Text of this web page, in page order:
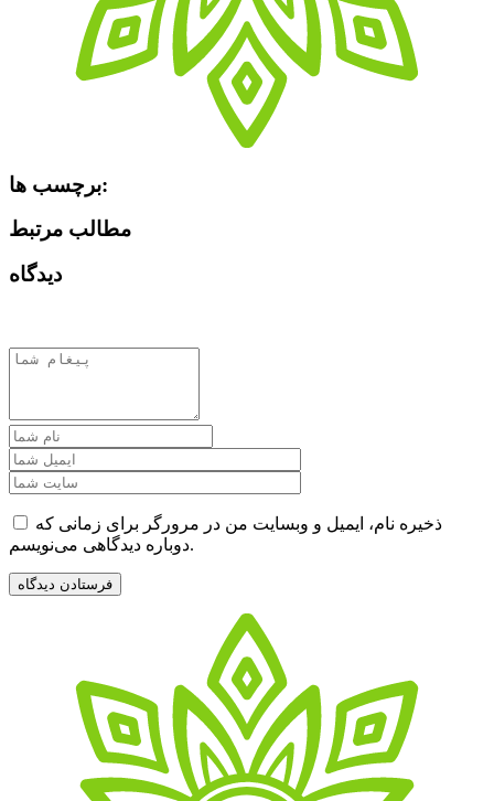
برچسب ها:
مطالب مرتبط
دیدگاه
ذخیره نام، ایمیل و وبسایت من در مرورگر برای زمانی که
دوباره دیدگاهی می‌نویسم.